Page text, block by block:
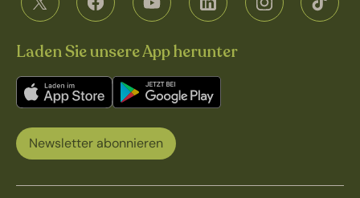
Laden Sie unsere App herunter
Newsletter abonnieren